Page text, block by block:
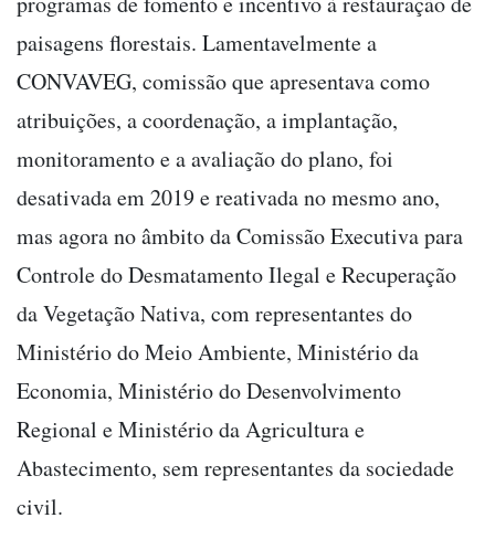
paisagens florestais. Lamentavelmente a
CONVAVEG, comissão que apresentava como
atribuições, a coordenação, a implantação,
monitoramento e a avaliação do plano, foi
desativada em 2019 e reativada no mesmo ano,
mas agora no âmbito da Comissão Executiva para
Controle do Desmatamento Ilegal e Recuperação
da Vegetação Nativa, com representantes do
Ministério do Meio Ambiente, Ministério da
Economia, Ministério do Desenvolvimento
Regional e Ministério da Agricultura e
Abastecimento, sem representantes da sociedade
civil.